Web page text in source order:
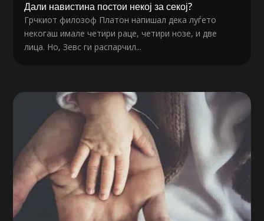
Дали навистина постои некој за секој?
Грчкиот филозоф Платон напишал дека луѓето
некогаш имале четири раце, четири нозе, и две
лица. Но, Зевс ги распарчил...